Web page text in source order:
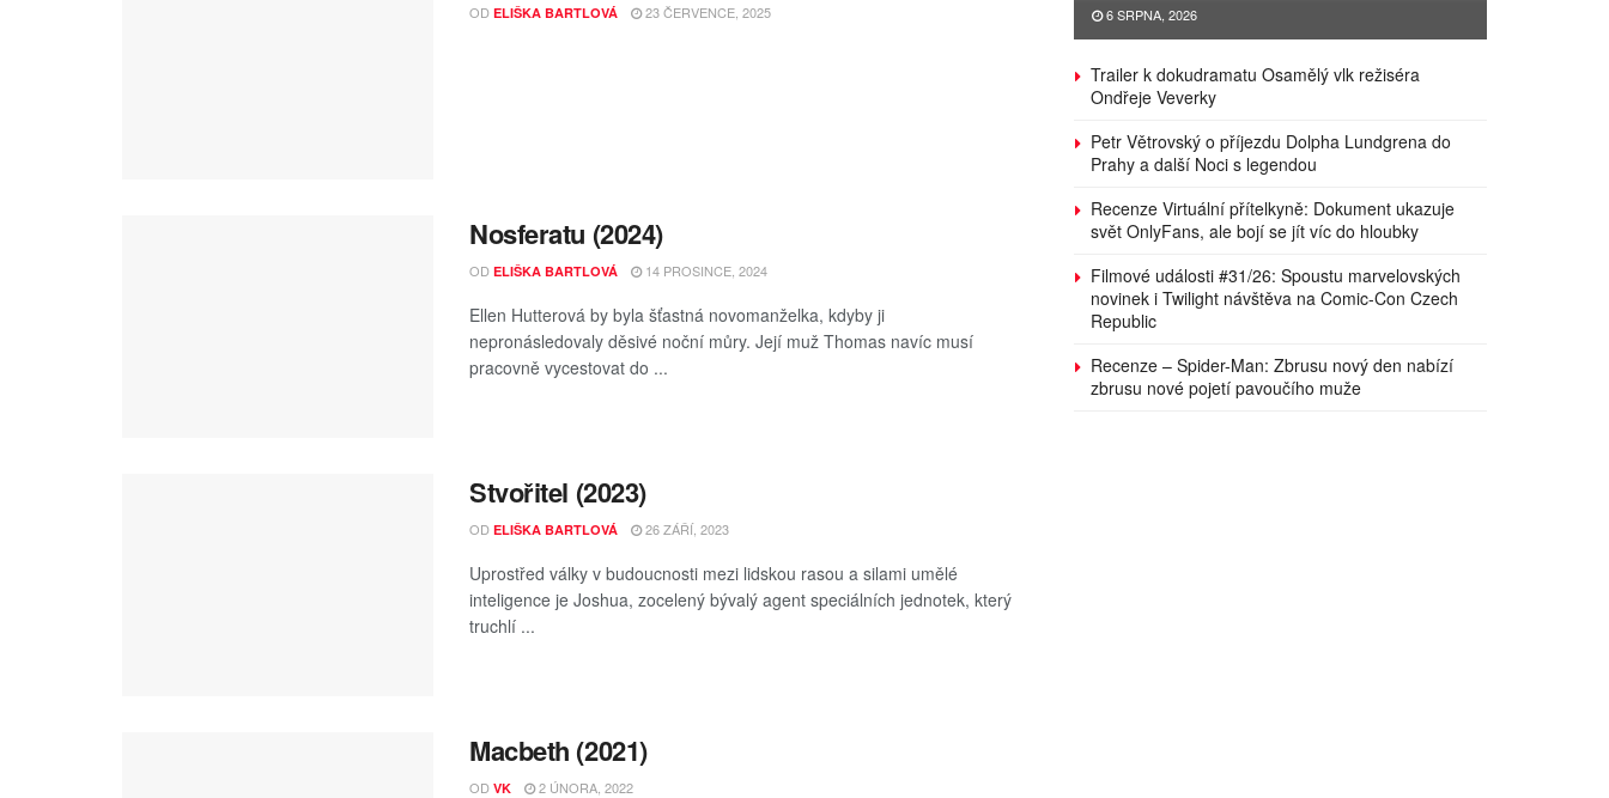
OD ELIŠKA BARTLOVÁ 23 ČERVENCE, 2025
Nosferatu (2024)
OD ELIŠKA BARTLOVÁ 14 PROSINCE, 2024
Ellen Hutterová by byla šťastná novomanželka, kdyby ji
nepronásledovaly děsivé noční můry. Její muž Thomas navíc musí
pracovně vycestovat do ...
Stvořitel (2023)
OD ELIŠKA BARTLOVÁ 26 ZÁŘÍ, 2023
Uprostřed války v budoucnosti mezi lidskou rasou a silami umělé
inteligence je Joshua, zocelený bývalý agent speciálních jednotek, který
truchlí ...
Macbeth (2021)
OD VK 2 ÚNORA, 2022
6 SRPNA, 2026
Trailer k dokudramatu Osamělý vlk režiséra
Ondřeje Veverky
Petr Větrovský o příjezdu Dolpha Lundgrena do
Prahy a další Noci s legendou
Recenze Virtuální přítelkyně: Dokument ukazuje
svět OnlyFans, ale bojí se jít víc do hloubky
Filmové události #31/26: Spoustu marvelovských
novinek i Twilight návštěva na Comic-Con Czech
Republic
Recenze – Spider-Man: Zbrusu nový den nabízí
zbrusu nové pojetí pavoučího muže